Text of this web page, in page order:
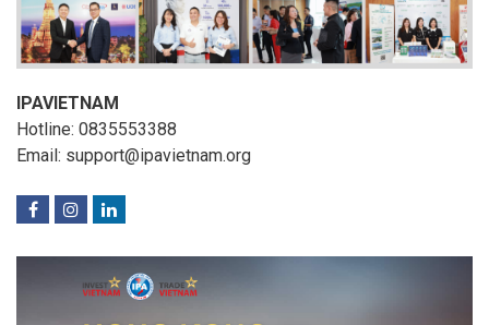
IPAVIETNAM
Hotline: 0835553388
Email: support@ipavietnam.org